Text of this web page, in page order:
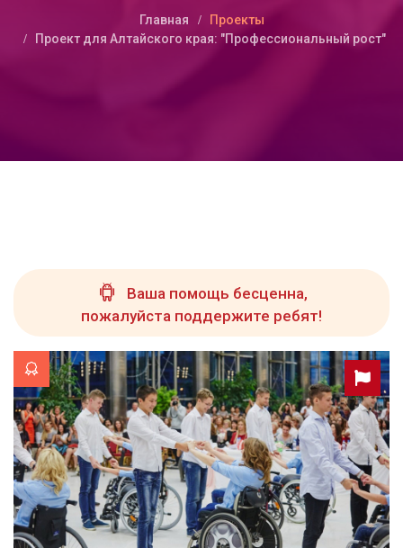
Главная
Проекты
Проект для Алтайского края: "Профессиональный рост"
Ваша помощь бесценна,
пожалуйста поддержите ребят!